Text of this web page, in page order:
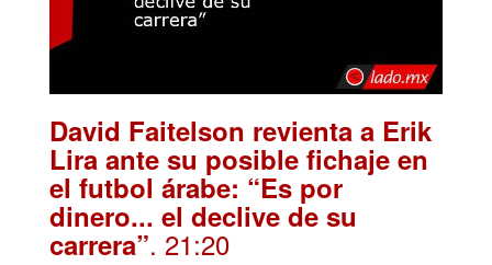
David Faitelson revienta a Erik
Lira ante su posible fichaje en
el futbol árabe: “Es por
dinero... el declive de su
carrera”. 21:20